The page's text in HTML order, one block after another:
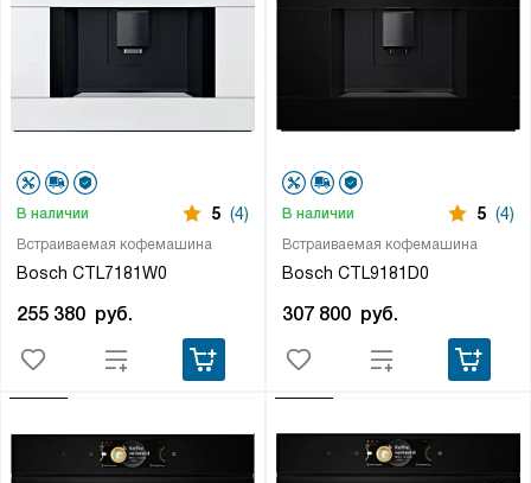
Встраиваемая кофемашина
Bosch CTL7181W0
В наличии 5 (4)
255 380 руб.
Встраиваемая кофемашина
Bosch CTL9181D0
В наличии 5 (4)
307 800 руб.